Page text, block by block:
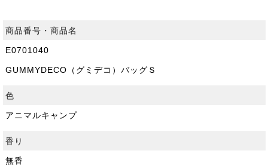
商品番号・商品名
E0701040
GUMMYDECO（グミデコ）バッグＳ
色
アニマルキャンプ
香り
無香